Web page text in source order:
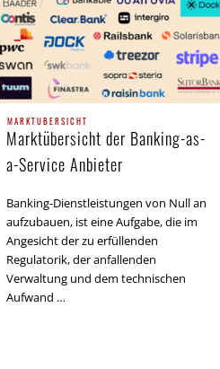
MARKTÜBERSICHT
Marktübersicht der Banking-as-
a-Service Anbieter
Banking-Dienstleistungen von Null an
aufzubauen, ist eine Aufgabe, die im
Angesicht der zu erfüllenden
Regulatorik, der anfallenden
Verwaltung und dem technischen
Aufwand …